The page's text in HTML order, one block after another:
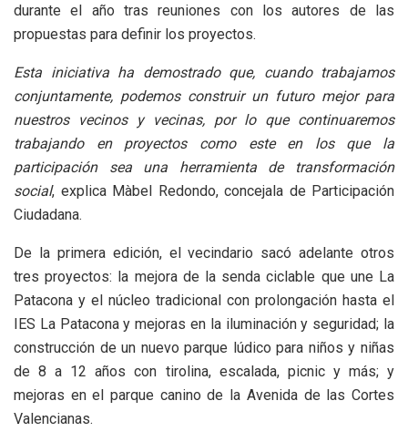
durante el año tras reuniones con los autores de las
propuestas para definir los proyectos.
Esta iniciativa ha demostrado que, cuando trabajamos
conjuntamente, podemos construir un futuro mejor para
nuestros vecinos y vecinas, por lo que continuaremos
trabajando en proyectos como este en los que la
participación sea una herramienta de transformación
social, explica Màbel Redondo, concejala de Participación
Ciudadana.
De la primera edición, el vecindario sacó adelante otros
tres proyectos: la mejora de la senda ciclable que une La
Patacona y el núcleo tradicional con prolongación hasta el
IES La Patacona y mejoras en la iluminación y seguridad; la
construcción de un nuevo parque lúdico para niños y niñas
de 8 a 12 años con tirolina, escalada, picnic y más; y
mejoras en el parque canino de la Avenida de las Cortes
Valencianas.